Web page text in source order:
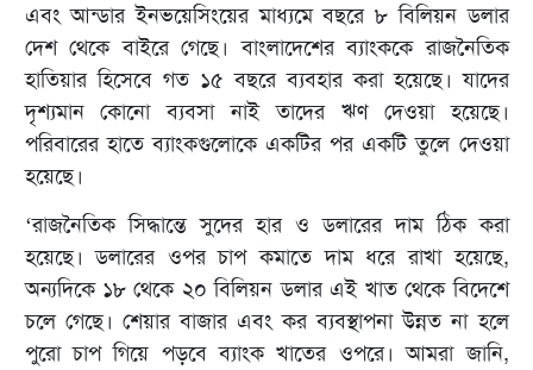
এবং আন্ডার ইনভয়েসিংয়ের মাধ্যমে বছরে ৮ বিলিয়ন ডলার
দেশ থেকে বাইরে গেছে। বাংলাদেশের ব্যাংককে রাজনৈতিক
হাতিয়ার হিসেবে গত ১৫ বছরে ব্যবহার করা হয়েছে। যাদের
দৃশ্যমান কোনো ব্যবসা নাই তাদের ঋণ দেওয়া হয়েছে।
পরিবারের হাতে ব্যাংকগুলোকে একটির পর একটি তুলে দেওয়া
হয়েছে।
‘রাজনৈতিক সিদ্ধান্তে সুদের হার ও ডলারের দাম ঠিক করা
হয়েছে। ডলারের ওপর চাপ কমাতে দাম ধরে রাখা হয়েছে,
অন্যদিকে ১৮ থেকে ২০ বিলিয়ন ডলার এই খাত থেকে বিদেশে
চলে গেছে। শেয়ার বাজার এবং কর ব্যবস্থাপনা উন্নত না হলে
পুরো চাপ গিয়ে পড়বে ব্যাংক খাতের ওপরে। আমরা জানি,